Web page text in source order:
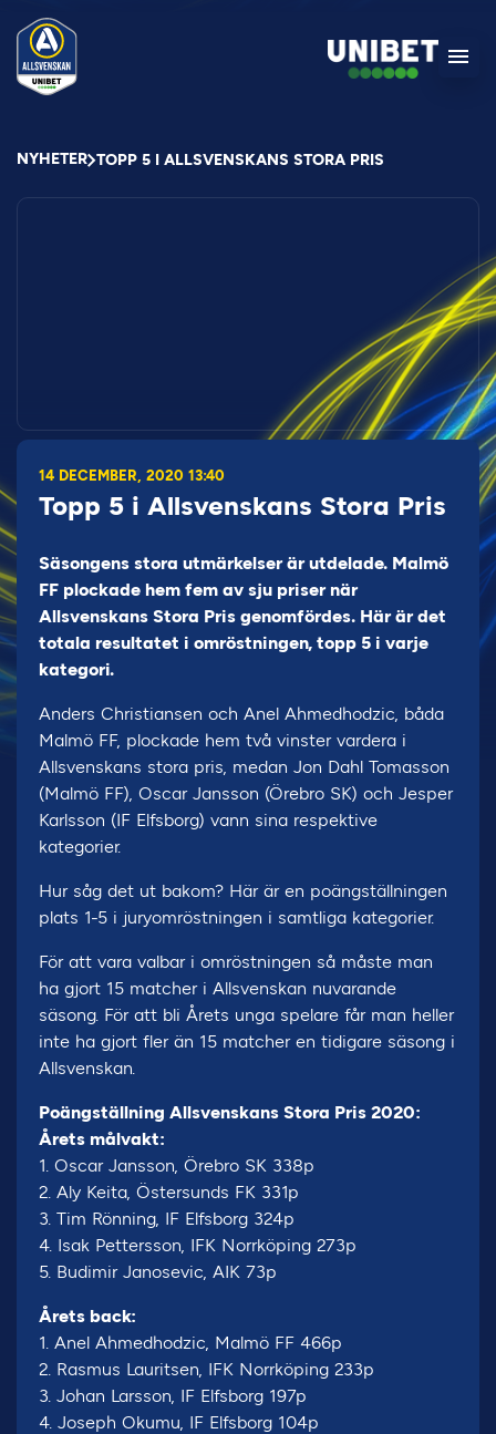
NYHETER TOPP 5 I ALLSVENSKANS STORA PRIS
14 DECEMBER, 2020 13:40
Topp 5 i Allsvenskans Stora Pris
Säsongens stora utmärkelser är utdelade. Malmö
FF plockade hem fem av sju priser när
Allsvenskans Stora Pris genomfördes. Här är det
totala resultatet i omröstningen, topp 5 i varje
kategori.
Anders Christiansen och Anel Ahmedhodzic, båda
Malmö FF, plockade hem två vinster vardera i
Allsvenskans stora pris, medan Jon Dahl Tomasson
(Malmö FF), Oscar Jansson (Örebro SK) och Jesper
Karlsson (IF Elfsborg) vann sina respektive
kategorier.
Hur såg det ut bakom? Här är en poängställningen
plats 1-5 i juryomröstningen i samtliga kategorier.
För att vara valbar i omröstningen så måste man
ha gjort 15 matcher i Allsvenskan nuvarande
säsong. För att bli Årets unga spelare får man heller
inte ha gjort fler än 15 matcher en tidigare säsong i
Allsvenskan.
Poängställning Allsvenskans Stora Pris 2020:
Årets målvakt:
1. Oscar Jansson, Örebro SK 338p
2. Aly Keita, Östersunds FK 331p
3. Tim Rönning, IF Elfsborg 324p
4. Isak Pettersson, IFK Norrköping 273p
5. Budimir Janosevic, AIK 73p
Årets back:
1. Anel Ahmedhodzic, Malmö FF 466p
2. Rasmus Lauritsen, IFK Norrköping 233p
3. Johan Larsson, IF Elfsborg 197p
4. Joseph Okumu, IF Elfsborg 104p